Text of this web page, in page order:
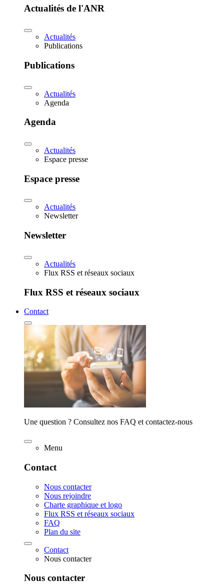
Actualités de l'ANR
Actualités
Publications
Publications
Actualités
Agenda
Agenda
Actualités
Espace presse
Espace presse
Actualités
Newsletter
Newsletter
Actualités
Flux RSS et réseaux sociaux
Flux RSS et réseaux sociaux
Contact
Une question ? Consultez nos FAQ et contactez-nous
Menu
Contact
Nous contacter
Nous rejoindre
Charte graphique et logo
Flux RSS et réseaux sociaux
FAQ
Plan du site
Contact
Nous contacter
Nous contacter